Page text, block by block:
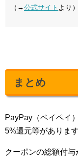
（→公式サイト より）
まとめ
PayPay（ペイペイ
5%還元等があります
クーポンの総額付